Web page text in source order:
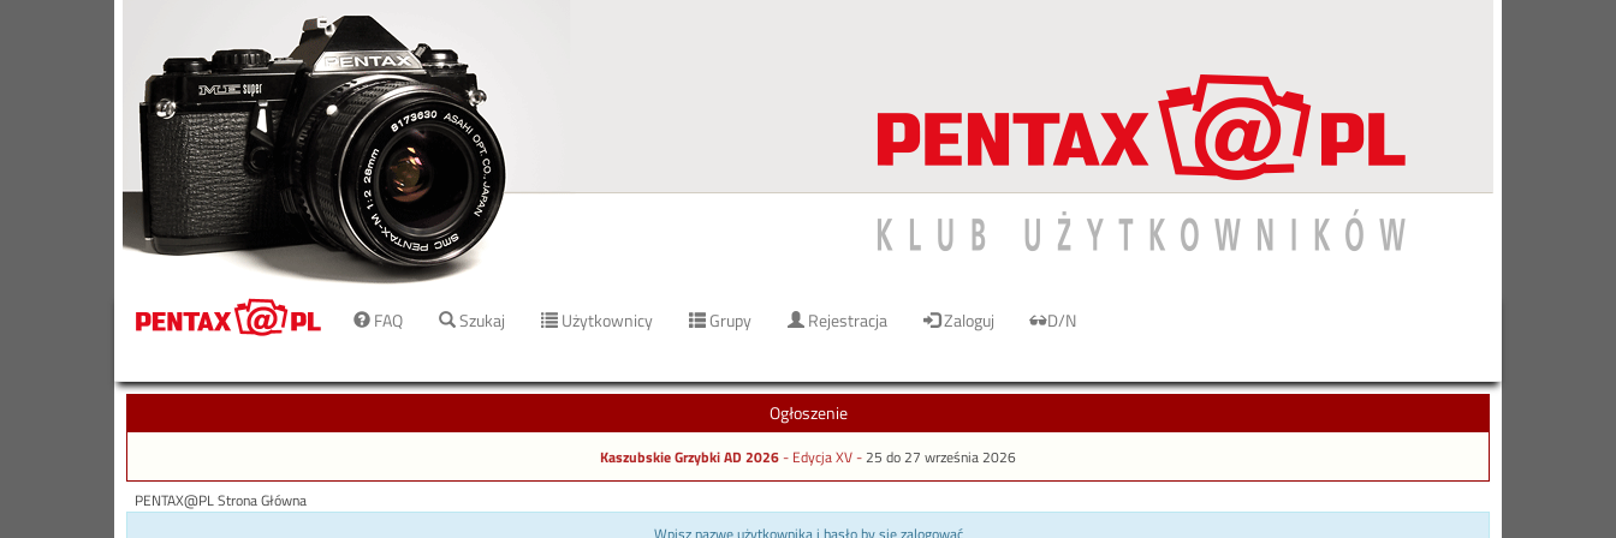
FAQ Szukaj Użytkownicy Grupy Rejestracja Zaloguj D/N
Ogłoszenie
Kaszubskie Grzybki AD 2026- Edycja XV -25 do 27 września 2026
PENTAX@PL Strona Główna